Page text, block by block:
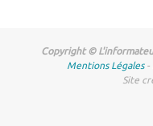
Copyright ©
Mentions Légales-
Site